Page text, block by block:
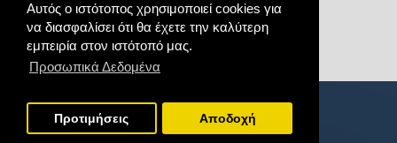
Αυτός ο ιστότοπος χρησιμοποιεί cookies για
να διασφαλίσει ότι θα έχετε την καλύτερη
εμπειρία στον ιστότοπό μας.
Προσωπικά Δεδομένα
Προτιμήσεις Aποδοχή
Χάρτης Ιστότοπου
Κατασκευαστές